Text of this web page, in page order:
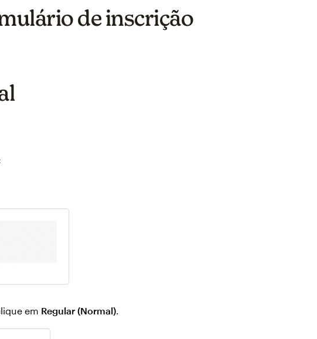
de inscrição
em Regular (Normal).